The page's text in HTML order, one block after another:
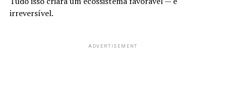
irreversível.
ADVERTISEMENT